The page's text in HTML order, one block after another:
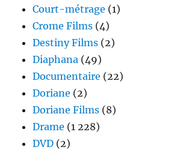
Court-métrage (1)
Crome Films (4)
Destiny Films (2)
Diaphana (49)
Documentaire (22)
Doriane (2)
Doriane Films (8)
Drame (1 228)
DVD (2)